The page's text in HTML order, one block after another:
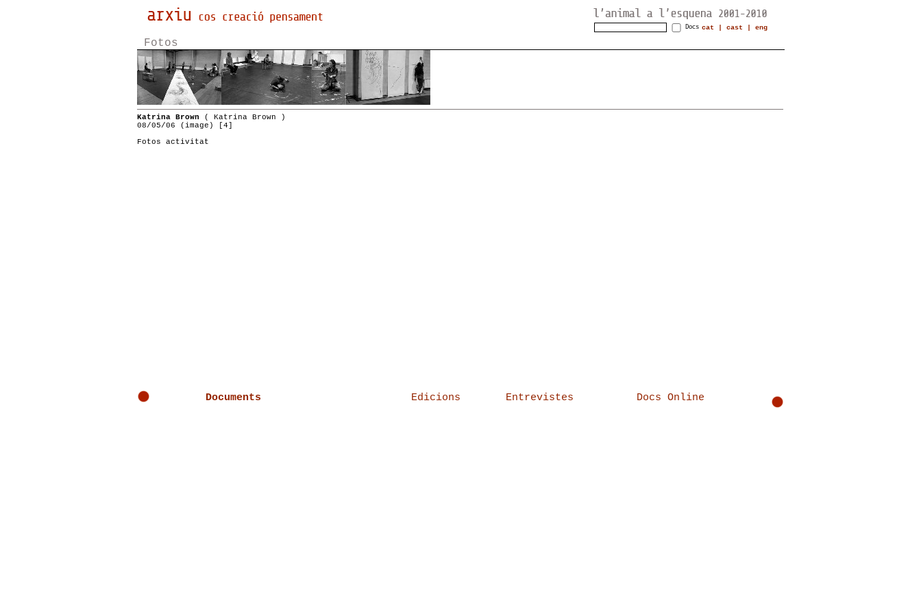
Docs cat cast eng
Fotos
Katrina Brown ( Katrina Brown )
08/05/06 (image) [4]
Fotos activitat
Documents Edicions Entrevistes Docs Online